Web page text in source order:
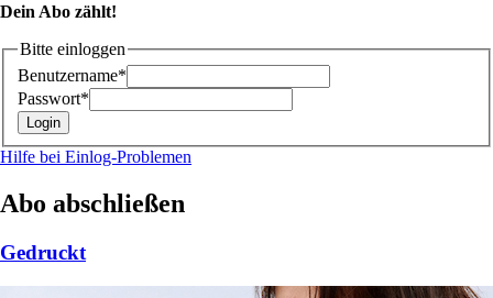
Dein Abo zählt!
Bitte einloggen
Benutzername*
Passwort*
Hilfe bei Einlog-Problemen
Abo abschließen
Gedruckt